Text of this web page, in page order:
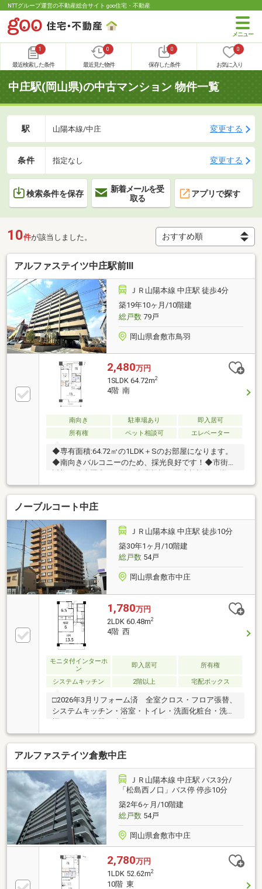
NTTグループ運営の不動産総合サイト goo住宅・不動産
1
最近検索した条件
0
最近見た物件
0
保存した条件
0
お気に入り
中庄駅(岡山県)の中古マンション 物件一覧
駅 山陽本線/中庄 変更する
条件 指定なし 変更する
検索条件を保存
新着メールを受
取る
アプリで探す
10件が該当しました。
アルファステイツ中庄駅前Ⅲ
ＪＲ山陽本線 中庄駅 徒歩4分
築19年10ヶ月/10階建
総戸数79戸
岡山県倉敷市鳥羽
2,480万円
1SLDK 64.72m2
4階 南
南向き 駐車場あり
即入居可
所有権
ペット相談可 エレベーター
◆専有面積:64.72㎡の1LDK＋Sのお部屋になります。
◆南向きバルコニーのため、採光良好です！◆市街地
た利便性の高いエリアです！
ノーブルコート中庄
ＪＲ山陽本線 中庄駅 徒歩10分
築30年1ヶ月/10階建
総戸数54戸
岡山県倉敷市中庄
1,780万円
2LDK 60.48m2
4階 西
モニタ付インターホ
ン
即入居可 所有権
システムキッチン 2階以上 宅配ボックス
□2026年3月リフォーム済 全室クロス・フロア張替、
システムキッチン・浴室・トイレ・洗面化粧台・洗濯
グライト交換、畳替え、洗面所可動棚・トイレ上部収
納新設、玄関人感センサーライト・ダウンライト新
設、ルームクリーニング他□ペット相談可(2頭羽まで・
飼育細則あり)□瑕疵保証付き□駐車場：敷地内/1台
6、000円/月 空き確認要□駐輪場：申込・ステッカー
代要
アルファステイツ倉敷中庄
ＪＲ山陽本線 中庄駅 バス3分/
「松島西ノ口」バス停 停歩10分
築2年6ヶ月/10階建
総戸数54戸
岡山県倉敷市中庄
2,780万円
1LDK 52.62m2
10階 東